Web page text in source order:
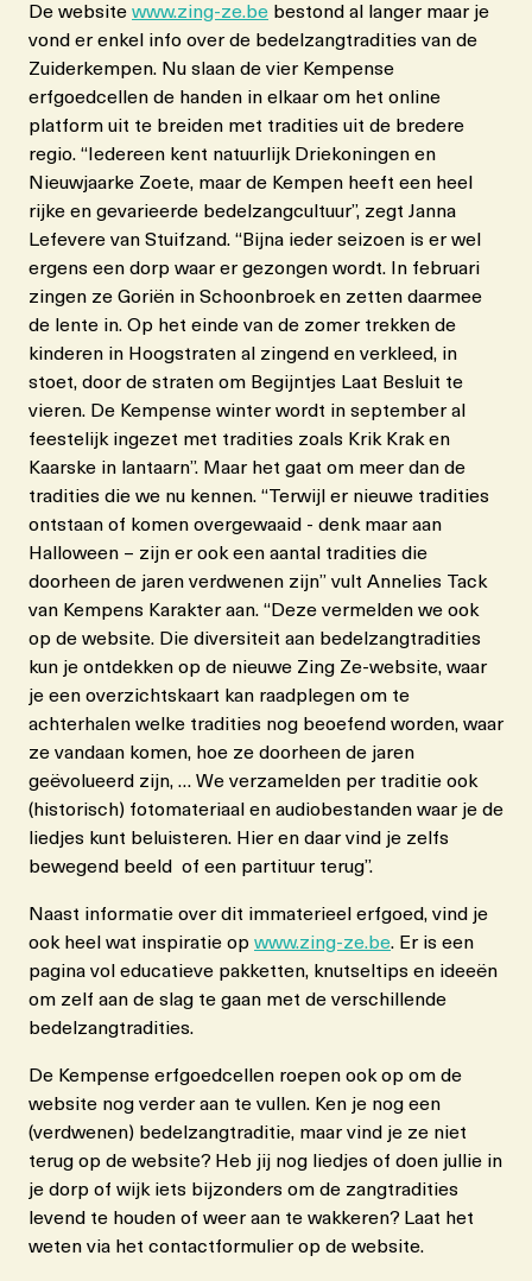
De website www.zing-ze.be bestond al langer maar je
vond er enkel info over de bedelzangtradities van de
Zuiderkempen. Nu slaan de vier Kempense
erfgoedcellen de handen in elkaar om het online
platform uit te breiden met tradities uit de bredere
regio. “Iedereen kent natuurlijk Driekoningen en
Nieuwjaarke Zoete, maar de Kempen heeft een heel
rijke en gevarieerde bedelzangcultuur”, zegt Janna
Lefevere van Stuifzand. “Bijna ieder seizoen is er wel
ergens een dorp waar er gezongen wordt. In februari
zingen ze Goriën in Schoonbroek en zetten daarmee
de lente in. Op het einde van de zomer trekken de
kinderen in Hoogstraten al zingend en verkleed, in
stoet, door de straten om Begijntjes Laat Besluit te
vieren. De Kempense winter wordt in september al
feestelijk ingezet met tradities zoals Krik Krak en
Kaarske in lantaarn”. Maar het gaat om meer dan de
tradities die we nu kennen. “Terwijl er nieuwe tradities
ontstaan of komen overgewaaid - denk maar aan
Halloween – zijn er ook een aantal tradities die
doorheen de jaren verdwenen zijn” vult Annelies Tack
van Kempens Karakter aan. “Deze vermelden we ook
op de website. Die diversiteit aan bedelzangtradities
kun je ontdekken op de nieuwe Zing Ze-website, waar
je een overzichtskaart kan raadplegen om te
achterhalen welke tradities nog beoefend worden, waar
ze vandaan komen, hoe ze doorheen de jaren
geëvolueerd zijn, … We verzamelden per traditie ook
(historisch) fotomateriaal en audiobestanden waar je de
liedjes kunt beluisteren. Hier en daar vind je zelfs
bewegend beeld of een partituur terug”.
Naast informatie over dit immaterieel erfgoed, vind je
ook heel wat inspiratie op www.zing-ze.be. Er is een
pagina vol educatieve pakketten, knutseltips en ideeën
om zelf aan de slag te gaan met de verschillende
bedelzangtradities.
De Kempense erfgoedcellen roepen ook op om de
website nog verder aan te vullen. Ken je nog een
(verdwenen) bedelzangtraditie, maar vind je ze niet
terug op de website? Heb jij nog liedjes of doen jullie in
je dorp of wijk iets bijzonders om de zangtradities
levend te houden of weer aan te wakkeren? Laat het
weten via het contactformulier op de website.